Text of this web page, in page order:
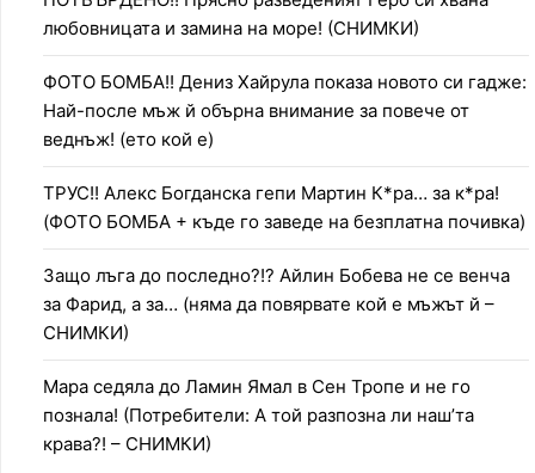
любовницата и замина на море! (СНИМКИ)
ФОТО БОМБА!! Дениз Хайрула показа новото си гадже:
Най-после мъж й обърна внимание за повече от
веднъж! (ето кой е)
ТРУС!! Алекс Богданска гепи Мартин К*ра… за к*ра!
(ФОТО БОМБА + къде го заведе на безплатна почивка)
Защо лъга до последно?!? Айлин Бобева не се венча
за Фарид, а за… (няма да повярвате кой е мъжът й –
СНИМКИ)
Мара седяла до Ламин Ямал в Сен Тропе и не го
познала! (Потребители: А той разпозна ли наш’та
крава?! – СНИМКИ)